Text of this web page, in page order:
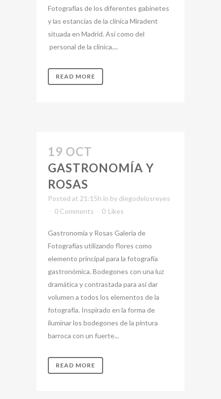
Fotografías de los diferentes gabinetes
y las estancias de la clinica Miradent
situada en Madrid. Así como del
personal de la clínica....
READ MORE
19 OCT
GASTRONOMÍA Y
ROSAS
Posted at 21:15h in by diegodelosreyes
0 Comments
0 Likes
Gastronomía y Rosas Galería de
Fotografías utilizando flores como
elemento principal para la fotografía
gastronómica. Bodegones con una luz
dramática y contrastada para así dar
volumen a todos los elementos de la
fotografía. Inspirado en la forma de
iluminar los bodegones de la pintura
barroca con un fuerte...
READ MORE